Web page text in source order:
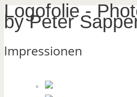
Logofolie -
by Peter
Impressionen